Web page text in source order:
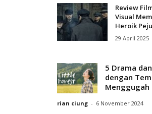
Review
Visual
Heroik
29 April 2025
5 Drama
dengan
Menggugah
rian ciung - 6 November 2024